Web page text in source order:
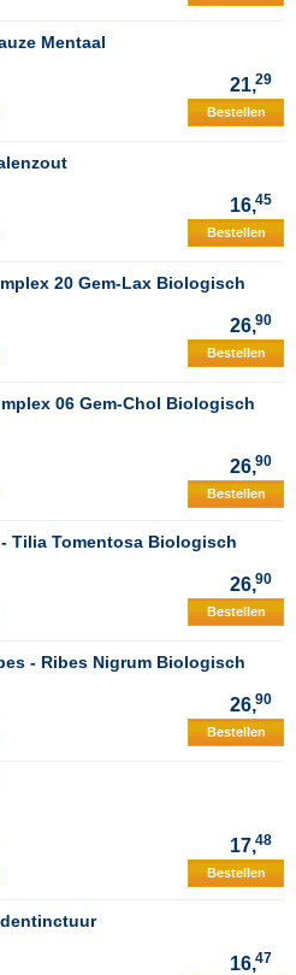
Mentaal
21,29
Bestellen
16,45
Bestellen
20 Gem-Lax Biologisch
26,90
Bestellen
06 Gem-Chol Biologisch
26,90
Bestellen
Tilia Tomentosa Biologisch
26,90
Bestellen
- Ribes Nigrum Biologisch
26,90
Bestellen
17,48
Bestellen
16,47